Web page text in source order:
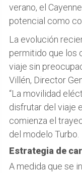
verano, el
potencial como
La evolución
permitido que los
viaje sin
Villén, Director
“La movilidad
disfrutar del viaje
comienza el
del modelo Turbo.
Estrategia de
A medida que se